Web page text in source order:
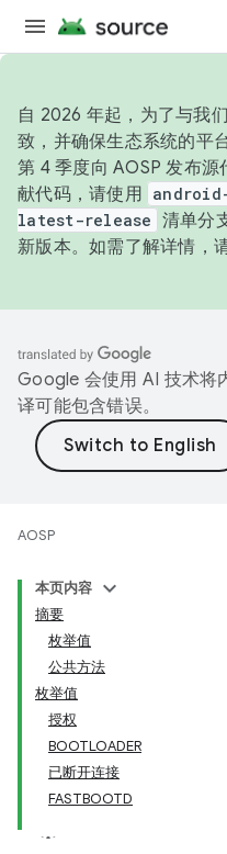
自 2026 年起，为了与我
致，并确保生态系统的平
第 4 季度向 AOSP 发布
献代码，请使用
latest-release 清单分
新版本。如需了解详情，
Google 会使用 AI 技术将
译可能包含错误。
AOSP
本页内容
摘要
枚举值
公共方法
枚举值
授权
BOOTLOADER
已断开连接
FASTBOOTD